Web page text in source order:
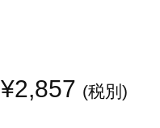
¥2,857 (税別)